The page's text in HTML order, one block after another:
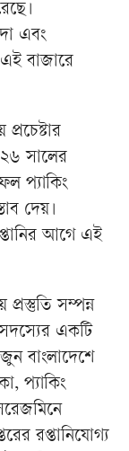
এবং
বাজারে
সালের
প্যাকিং
দেয়।
আগে এই
প্রস্তুতি সম্পন্ন
একটি
বাংলাদেশে
প্যাকিং
রপ্তানিযোগ্য